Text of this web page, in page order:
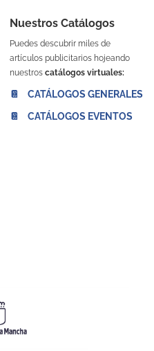
Nuestros Catálogos
Puedes descubrir miles de
artículos publicitarios hojeando
nuestros catálogos virtuales:
📔 CATÁLOGOS GENERALES
📔 CATÁLOGOS EVENTOS